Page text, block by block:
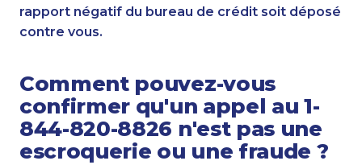
rapport négatif du bureau de crédit soit déposé
contre vous.
Comment pouvez-vous
confirmer qu'un appel au 1-
844-820-8826 n'est pas une
escroquerie ou une fraude ?